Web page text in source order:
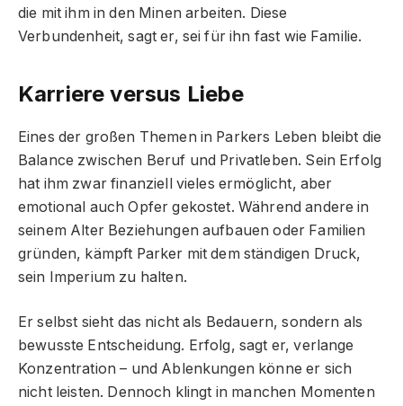
die mit ihm in den Minen arbeiten. Diese
Verbundenheit, sagt er, sei für ihn fast wie Familie.
Karriere versus Liebe
Eines der großen Themen in Parkers Leben bleibt die
Balance zwischen Beruf und Privatleben. Sein Erfolg
hat ihm zwar finanziell vieles ermöglicht, aber
emotional auch Opfer gekostet. Während andere in
seinem Alter Beziehungen aufbauen oder Familien
gründen, kämpft Parker mit dem ständigen Druck,
sein Imperium zu halten.
Er selbst sieht das nicht als Bedauern, sondern als
bewusste Entscheidung. Erfolg, sagt er, verlange
Konzentration – und Ablenkungen könne er sich
nicht leisten. Dennoch klingt in manchen Momenten